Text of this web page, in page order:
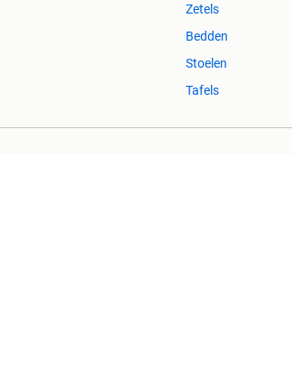
Zetels
Bedden
Stoelen
Tafels